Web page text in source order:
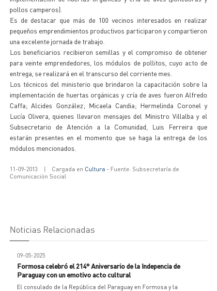
pollos camperos).
Es de destacar que más de 100 vecinos interesados en realizar
pequeños emprendimientos productivos participaron y compartieron
una excelente jornada de trabajo.
Los beneficiarios recibieron semillas y el compromiso de obtener
para veinte emprendedores, los módulos de pollitos, cuyo acto de
entrega, se realizará en el transcurso del corriente mes.
Los técnicos del ministerio que brindaron la capacitación sobre la
implementación de huertas orgánicas y cría de aves fueron Alfredo
Caffa; Alcides González; Micaela Candia; Hermelinda Coronel y
Lucía Olivera, quienes llevaron mensajes del Ministro Villalba y el
Subsecretario de Atención a la Comunidad, Luis Ferreira que
estarán presentes en el momento que se haga la entrega de los
módulos mencionados.
11-09-2013 | Cargada en Cultura - Fuente: Subsecretaría de
Comunicación Social
Noticias Relacionadas
09-05-2025
Formosa celebró el 214° Aniversario de la Indepencia de
Paraguay con un emotivo acto cultural
El consulado de la República del Paraguay en Formosa y la